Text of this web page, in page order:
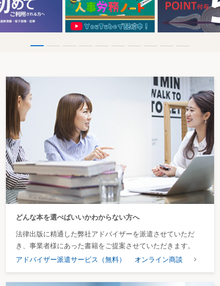
どんな本を選べばいいかわからない方へ
法律出版に精通した弊社アドバイザーを派遣させていただ
き、事業者様にあった書籍をご提案させていただきます。
アドバイザー派遣サービス（無料）
オンライン商談